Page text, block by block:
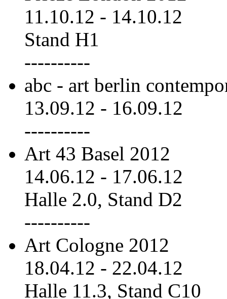
11.10.12 - 14.10.12
Stand H1
----------
abc - art berlin
13.09.12 - 16.09.12
----------
Art 43 Basel 2012
14.06.12 - 17.06.12
Halle 2.0, Stand D2
----------
Art Cologne 2012
18.04.12 - 22.04.12
Halle 11.3, Stand C10